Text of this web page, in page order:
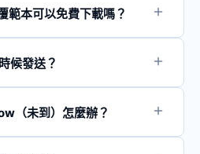
範本可以免費下載嗎？
業者更有效率地管理預約流
候發送？
：下午 3-5 點發送，讓顧客有
（未到）怎麼辦？